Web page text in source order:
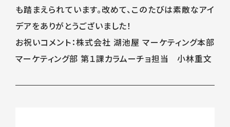
も踏まえられています。改めて、このたびは素敵なアイ
デアをありがとうございました！
お祝いコメント：株式会社 湖池屋 マーケティング本部
マーケティング部 第１課カラムーチョ担当 小林重文